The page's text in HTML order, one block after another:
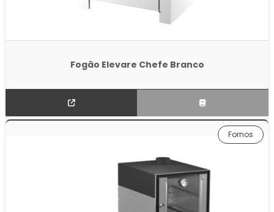
Fogão Elevare Chefe Branco
Fornos